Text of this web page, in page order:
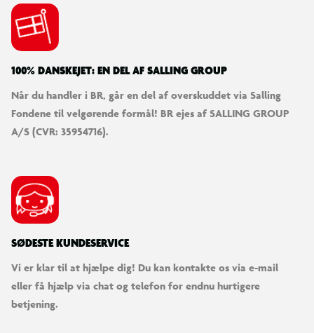
100% DANSKEJET: EN DEL AF SALLING GROUP
Når du handler i BR, går en del af overskuddet via Salling
Fondene til velgørende formål! BR ejes af SALLING GROUP
A/S (CVR: 35954716).
SØDESTE KUNDESERVICE
Vi er klar til at hjælpe dig! Du kan kontakte os via e-mail
eller få hjælp via chat og telefon for endnu hurtigere
betjening.